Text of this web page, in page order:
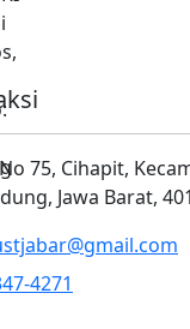
75, Cihapit,
Jawa Barat,
4271